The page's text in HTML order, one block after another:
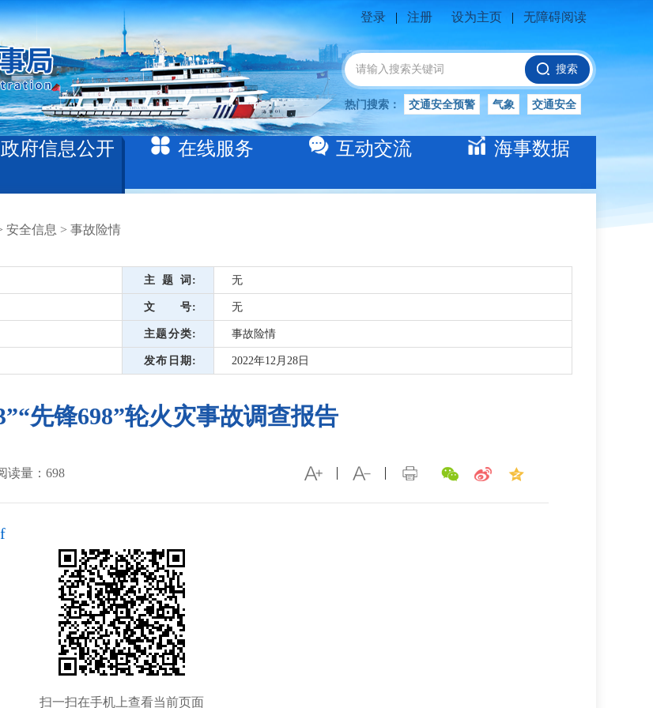
登录 | 注册 设为主页 | 无障碍阅读
搜索
热门搜索： 交通安全预警 气象 交通安全
船舶安全 水位公告 安全 交通
交通安全知识 交通安全生产
政府信息公开 在线服务 互动交流 海事数据
安全信息 > 事故险情
主题词 无
文号 无
主题分类 事故险情
发布日期 2022年12月28日
先锋698”轮火灾事故调查报告
读量： 698
扫一扫在手机上查看当前页面